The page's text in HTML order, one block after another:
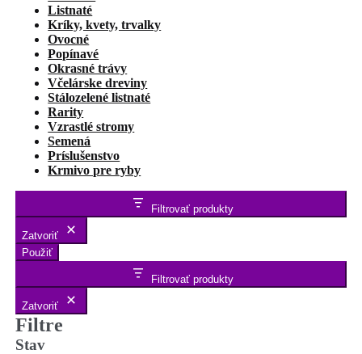
Listnaté
Kríky, kvety, trvalky
Ovocné
Popínavé
Okrasné trávy
Včelárske dreviny
Stálozelené listnaté
Rarity
Vzrastlé stromy
Semená
Príslušenstvo
Krmivo pre ryby
Filtrovať produkty
Zatvoriť
Použiť
Filtrovať produkty
Zatvoriť
Filtre
Stav